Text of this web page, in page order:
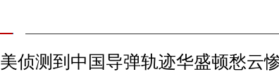
美侦测到中国导弹轨迹华盛顿愁云